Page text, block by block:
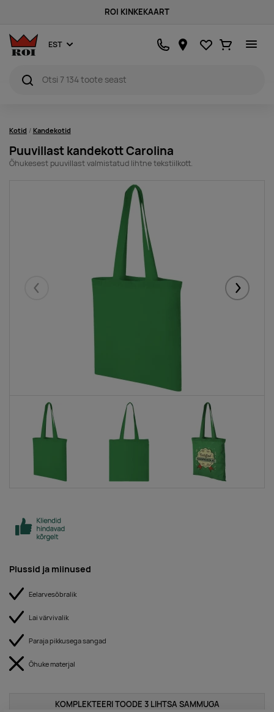
ROI KINKEKAART
EST Lemmikud
Ostukorv
Kotid Kandekotid
Puuvillast kandekott Carolina
Õhukesest puuvillast valmistatud lihtne tekstiilkott.
Eelmised
Plussid ja miinused
Eelarvesõbralik
Lai värvivalik
Paraja pikkusega sangad
Õhuke materjal
KOMPLEKTEERI TOODE 3 LIHTSA SAMMUGA